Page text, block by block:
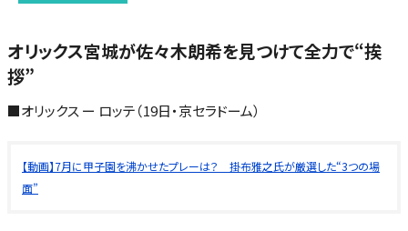
オリックス宮城が佐々木朗希を見つけて全力で“挨
拶”
■オリックス ー ロッテ（19日・京セラドーム）
【動画】7月に甲子園を沸かせたプレーは？ 掛布雅之氏が厳選した“3つの場
面”